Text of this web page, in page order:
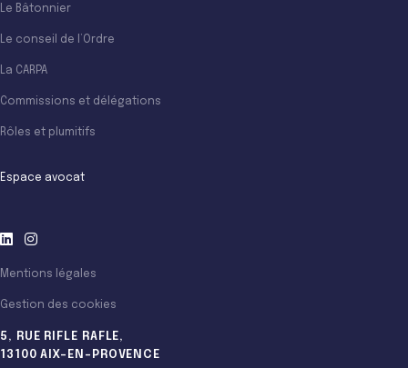
Le Bâtonnier
Le conseil de l’Ordre
La CARPA
Commissions et délégations
Rôles et plumitifs
Espace avocat
Mentions légales
Gestion des cookies
5, RUE RIFLE RAFLE,
13100 AIX-EN-PROVENCE